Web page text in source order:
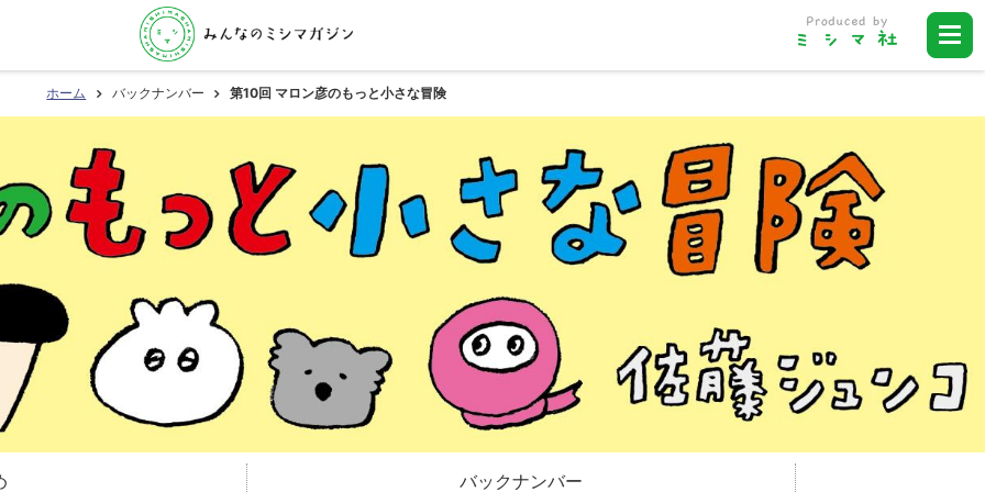
ホーム バックナンバー 第10回 マロン彦のもっと小さな冒険
バックナンバー